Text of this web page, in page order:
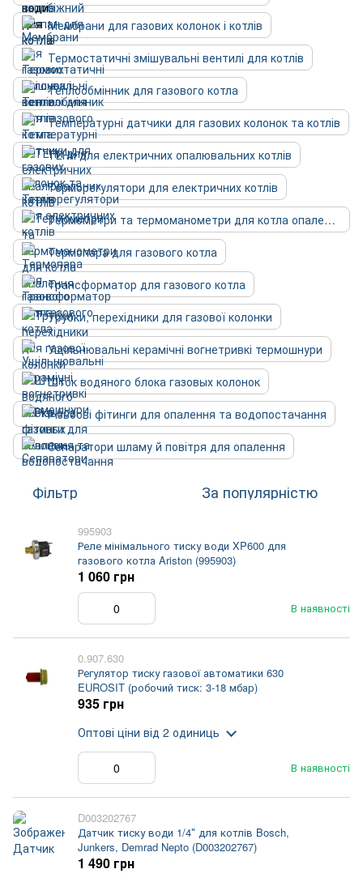
Мембрани для газових колонок і котлів
Термостатичні змішувальні вентилі для котлів
Теплообмінник для газового котла
Температурні датчики для газових колонок та котлів
ТЕНи для електричних опалювальних котлів
Терморегулятори для електричних котлів
Термометри та термоманометри для котла опалення
Термопара для газового котла
Трансформатор для газового котла
Трубки, перехідники для газової колонки
Ущільнювальні керамічні вогнетривкі термошнури
Шток водяного блока газовых колонок
Різьбові фітинги для опалення та водопостачання
Сепаратори шламу й повітря для опалення
Фільтр За популярністю
995903
Реле мінімального тиску води XP600 для
газового котла Ariston (995903)
В наявності
1 060 грн
0.907.630
Регулятор тиску газової автоматики 630
EUROSIT (робочий тиск: 3-18 мбар)
В наявності
935 грн
Оптові ціни від 2 одиниць
D003202767
Датчик тиску води 1/4″ для котлів Bosch,
Junkers, Demrad Nepto (D003202767)
1 490 грн